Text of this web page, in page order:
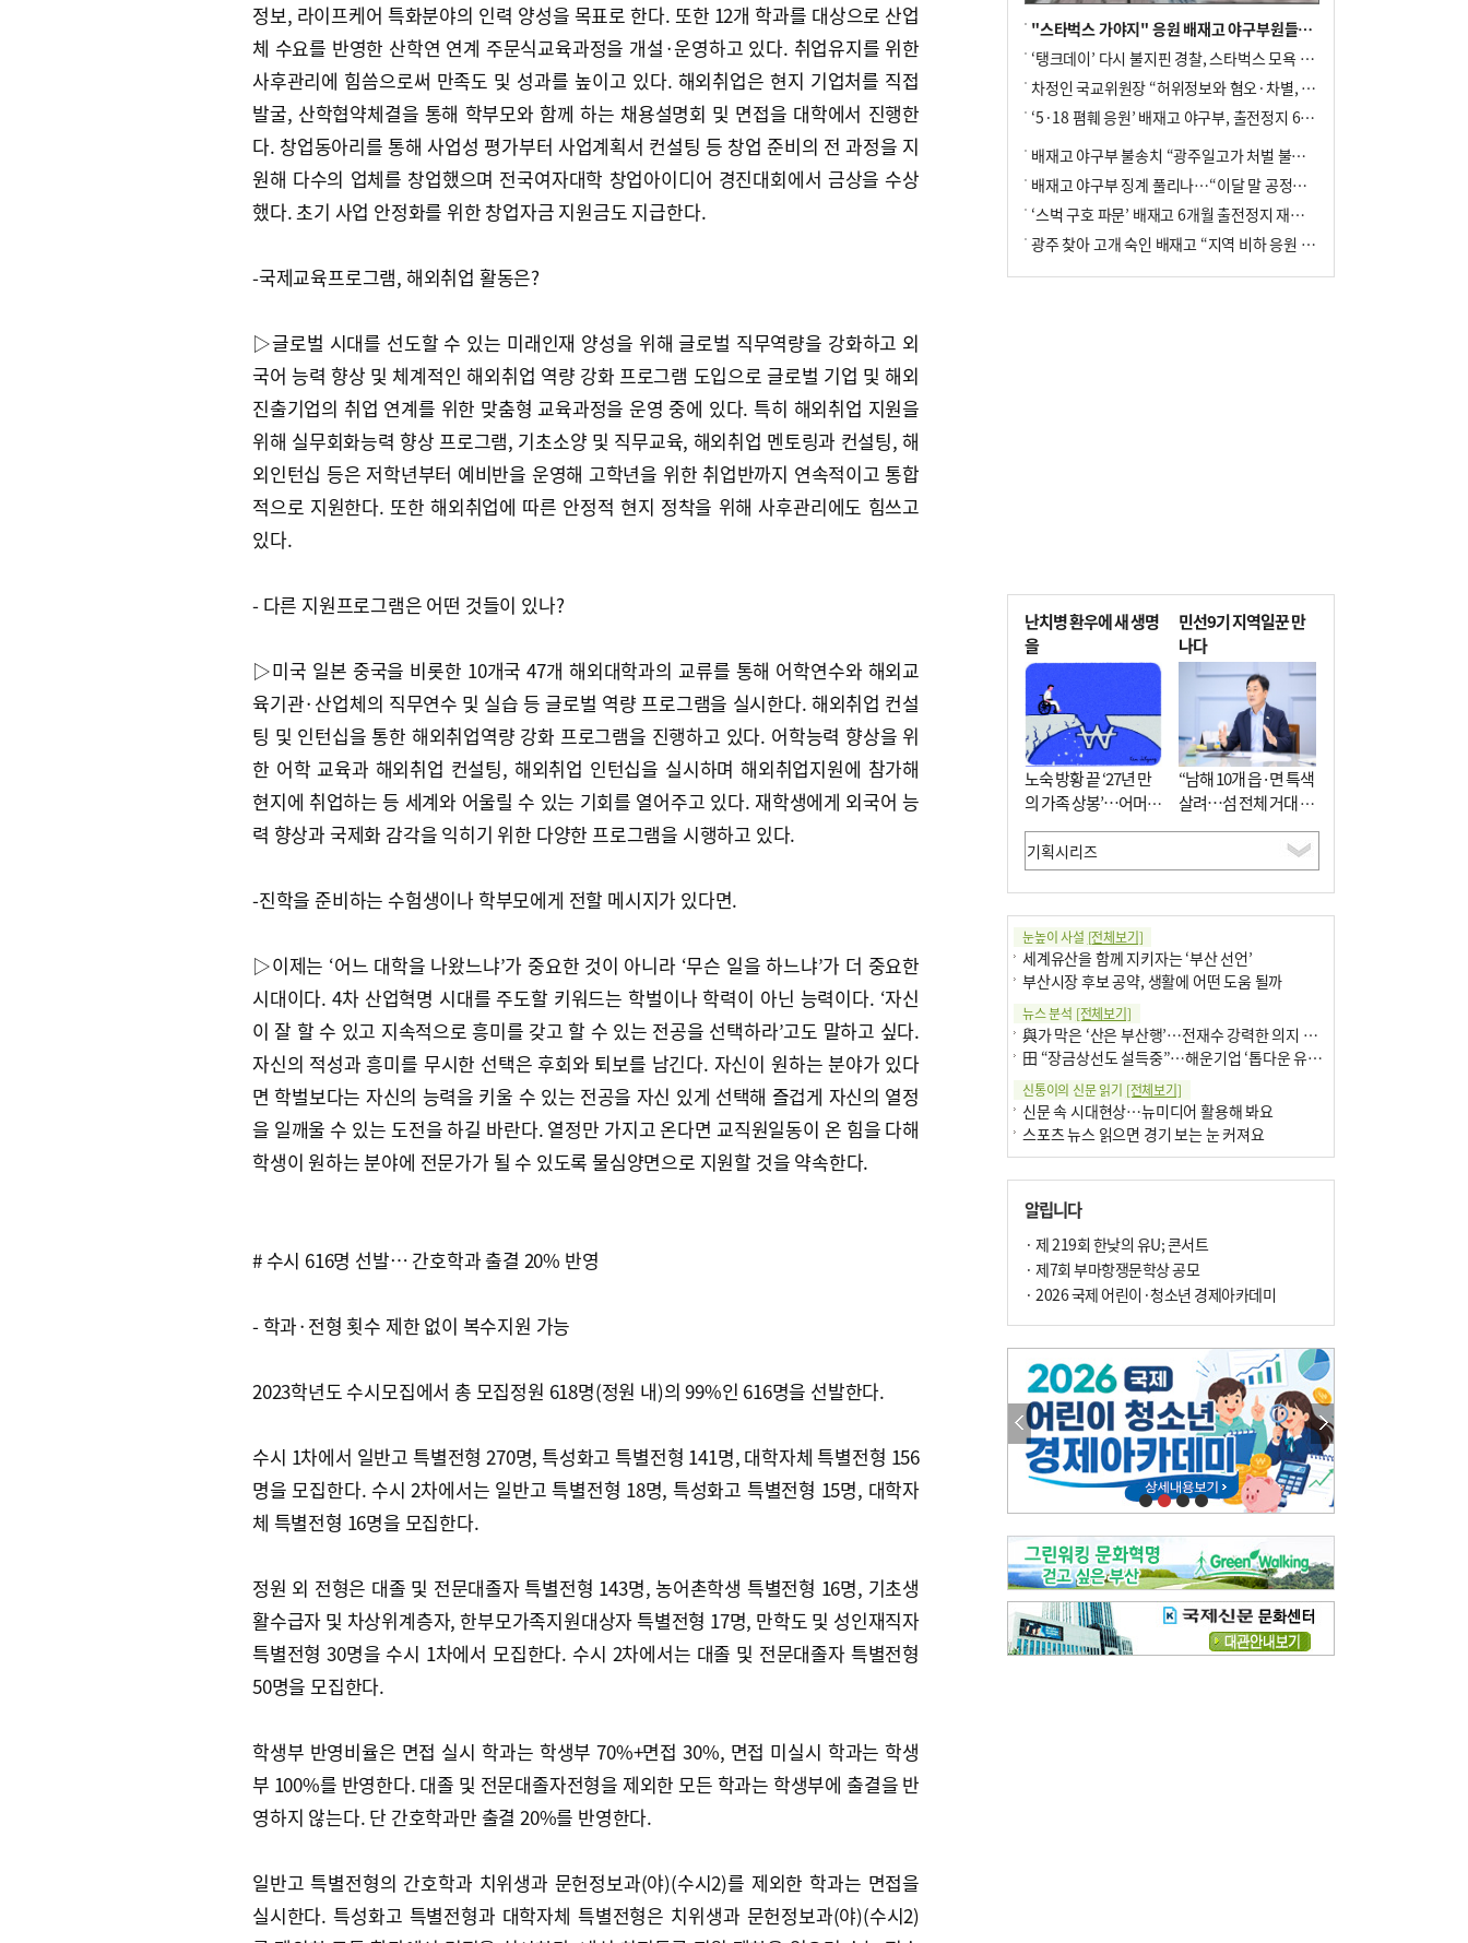
정보, 라이프케어 특화분야의 인력 양성을 목표로 한다. 또한 12개 학과를 대상으로 산업
체 수요를 반영한 산학연 연계 주문식교육과정을 개설·운영하고 있다. 취업유지를 위한
사후관리에 힘씀으로써 만족도 및 성과를 높이고 있다. 해외취업은 현지 기업처를 직접
발굴, 산학협약체결을 통해 학부모와 함께 하는 채용설명회 및 면접을 대학에서 진행한
다. 창업동아리를 통해 사업성 평가부터 사업계획서 컨설팅 등 창업 준비의 전 과정을 지
원해 다수의 업체를 창업했으며 전국여자대학 창업아이디어 경진대회에서 금상을 수상
했다. 초기 사업 안정화를 위한 창업자금 지원금도 지급한다.
-국제교육프로그램, 해외취업 활동은?
▷글로벌 시대를 선도할 수 있는 미래인재 양성을 위해 글로벌 직무역량을 강화하고 외
국어 능력 향상 및 체계적인 해외취업 역량 강화 프로그램 도입으로 글로벌 기업 및 해외
진출기업의 취업 연계를 위한 맞춤형 교육과정을 운영 중에 있다. 특히 해외취업 지원을
위해 실무회화능력 향상 프로그램, 기초소양 및 직무교육, 해외취업 멘토링과 컨설팅, 해
외인턴십 등은 저학년부터 예비반을 운영해 고학년을 위한 취업반까지 연속적이고 통합
적으로 지원한다. 또한 해외취업에 따른 안정적 현지 정착을 위해 사후관리에도 힘쓰고
있다.
- 다른 지원프로그램은 어떤 것들이 있나?
▷미국 일본 중국을 비롯한 10개국 47개 해외대학과의 교류를 통해 어학연수와 해외교
육기관·산업체의 직무연수 및 실습 등 글로벌 역량 프로그램을 실시한다. 해외취업 컨설
팅 및 인턴십을 통한 해외취업역량 강화 프로그램을 진행하고 있다. 어학능력 향상을 위
한 어학 교육과 해외취업 컨설팅, 해외취업 인턴십을 실시하며 해외취업지원에 참가해
현지에 취업하는 등 세계와 어울릴 수 있는 기회를 열어주고 있다. 재학생에게 외국어 능
력 향상과 국제화 감각을 익히기 위한 다양한 프로그램을 시행하고 있다.
-진학을 준비하는 수험생이나 학부모에게 전할 메시지가 있다면.
▷이제는 ‘어느 대학을 나왔느냐’가 중요한 것이 아니라 ‘무슨 일을 하느냐’가 더 중요한
시대이다. 4차 산업혁명 시대를 주도할 키워드는 학벌이나 학력이 아닌 능력이다. ‘자신
이 잘 할 수 있고 지속적으로 흥미를 갖고 할 수 있는 전공을 선택하라’고도 말하고 싶다.
자신의 적성과 흥미를 무시한 선택은 후회와 퇴보를 남긴다. 자신이 원하는 분야가 있다
면 학벌보다는 자신의 능력을 키울 수 있는 전공을 자신 있게 선택해 즐겁게 자신의 열정
을 일깨울 수 있는 도전을 하길 바란다. 열정만 가지고 온다면 교직원일동이 온 힘을 다해
학생이 원하는 분야에 전문가가 될 수 있도록 물심양면으로 지원할 것을 약속한다.
# 수시 616명 선발… 간호학과 출결 20% 반영
- 학과·전형 횟수 제한 없이 복수지원 가능
2023학년도 수시모집에서 총 모집정원 618명(정원 내)의 99%인 616명을 선발한다.
수시 1차에서 일반고 특별전형 270명, 특성화고 특별전형 141명, 대학자체 특별전형 156
명을 모집한다. 수시 2차에서는 일반고 특별전형 18명, 특성화고 특별전형 15명, 대학자
체 특별전형 16명을 모집한다.
정원 외 전형은 대졸 및 전문대졸자 특별전형 143명, 농어촌학생 특별전형 16명, 기초생
활수급자 및 차상위계층자, 한부모가족지원대상자 특별전형 17명, 만학도 및 성인재직자
특별전형 30명을 수시 1차에서 모집한다. 수시 2차에서는 대졸 및 전문대졸자 특별전형
50명을 모집한다.
학생부 반영비율은 면접 실시 학과는 학생부 70%+면접 30%, 면접 미실시 학과는 학생
부 100%를 반영한다. 대졸 및 전문대졸자전형을 제외한 모든 학과는 학생부에 출결을 반
영하지 않는다. 단 간호학과만 출결 20%를 반영한다.
일반고 특별전형의 간호학과 치위생과 문헌정보과(야)(수시2)를 제외한 학과는 면접을
실시한다. 특성화고 특별전형과 대학자체 특별전형은 치위생과 문헌정보과(야)(수시2)
"스타벅스 가야지" 응원 배재고 야구부원들, 학교서 징계 처분
‘탱크데이’ 다시 불지핀 경찰, 스타벅스 모욕 혐의 압수수색
차정인 국교위원장 “허위정보와 혐오·차별, 학교 교실까지 유입"
‘5·18 폄훼 응원’ 배재고 야구부, 출전정지 6개월→1개월 감경
배재고 야구부 불송치 “광주일고가 처벌 불원 의사 표해”
배재고 야구부 징계 풀리나…“이달 말 공정위서 재심의”
‘스벅 구호 파문’ 배재고 6개월 출전정지 재심 신청키로
광주 찾아 고개 숙인 배재고 “지역 비하 응원 잘못”(종합)
난치병 환우에 새 생명
을
노숙 방황 끝 ‘27년 만
의 가족 상봉’…어머니
와 행복 꿈꿔
민선9기 지역일꾼 만
나다
“남해 10개 읍·면 특색
살려…섬 전체 거대 정
원으로 조성”
눈높이 사설 [전체보기]
세계유산을 함께 지키자는 ‘부산 선언’
부산시장 후보 공약, 생활에 어떤 도움 될까
뉴스 분석 [전체보기]
與가 막은 ‘산은 부산행’…전재수 강력한 의지 표명 없인 공염불
田 “장금상선도 설득중”…해운기업 ‘톱다운 유치전’ 가속
신통이의 신문 읽기 [전체보기]
신문 속 시대현상…뉴미디어 활용해 봐요
스포츠 뉴스 읽으면 경기 보는 눈 커져요
구·군 승진 축하화분 관행 없애자니 소상공인 울상
팩트체크[전체보기]
의령 한우산 털중나리
한 손 뉴스[전체보기]
시민이 개발한 폭염 대응 앱 ‘그늘로’ 길안내 지도 등 인기
골목 맛집 발굴 고메 셀렉션…부산시, 페스티벌 시월 연계
오늘의 날씨-[전체보기]
오늘의 날씨- 2026년 8월 7일
오늘의 날씨- 2026년 8월 6일
우리 결혼해요-[전체보기]
우리 결혼해요- 김홍윤·정세빈 커플
알립니다
· 제 219회 한낮의 유U; 콘서트
· 제7회 부마항쟁문학상 공모
· 2026 국제 어린이·청소년 경제아카데미